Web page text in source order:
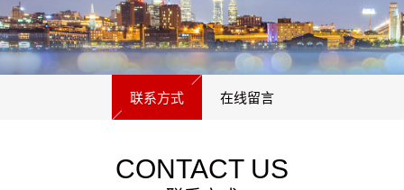
联系方式 在线留言
CONTACT US